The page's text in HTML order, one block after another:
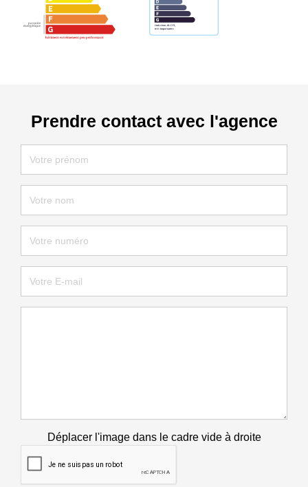
Prendre contact avec l'agence
Déplacer l'image dans le cadre vide à droite